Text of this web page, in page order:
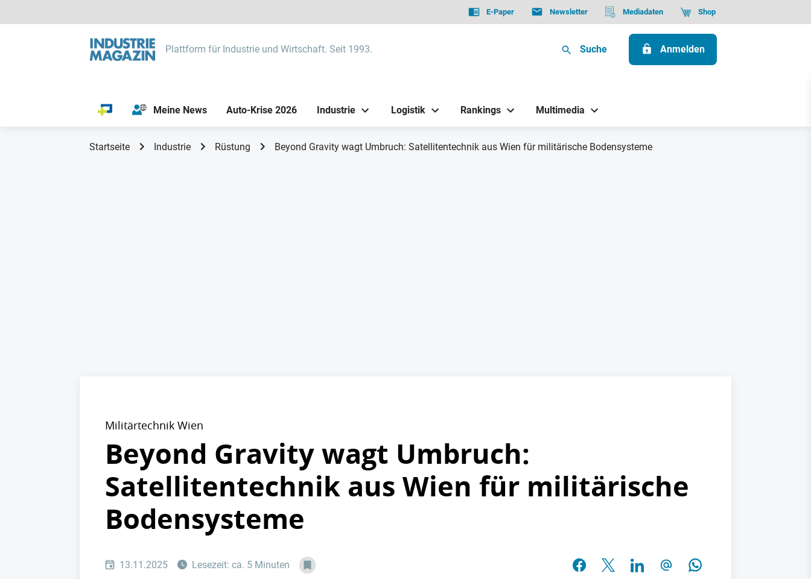
E-Paper Newsletter Mediadaten Shop
Plattform für Industrie und Wirtschaft. Seit 1993. Suche Anmelden
Meine News Auto-Krise 2026 Industrie Logistik Rankings Multimedia
Startseite Industrie Rüstung Beyond Gravity wagt Umbruch: Satellitentechnik aus Wien für militärische Bodensysteme
Militärtechnik Wien
Beyond Gravity wagt Umbruch:
Satellitentechnik aus Wien für militärische
Bodensysteme
13.11.2025 Lesezeit: ca. 5 Minuten